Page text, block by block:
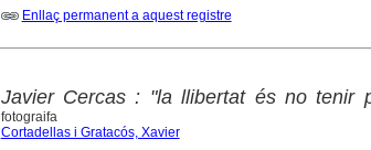
Enllaç permanent a aquest registre
Javier Cercas : "la llibertat és no tenir
fotograifa
Cortadellas i Gratacós, Xavier